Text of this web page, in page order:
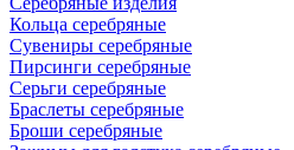
Кольца серебряные
Сувениры серебряные
Пирсинги серебряные
Серьги серебряные
Браслеты серебряные
Броши серебряные